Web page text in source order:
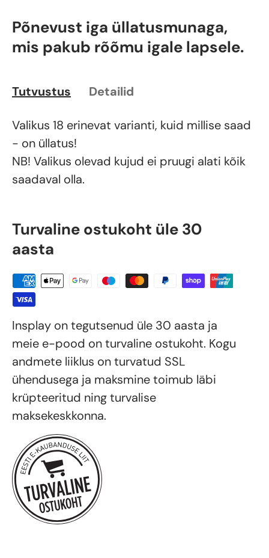
Põnevust iga üllatusmunaga,
mis pakub rõõmu igale lapsele.
Tutvustus Detailid
Valikus 18 erinevat varianti, kuid millise saad
- on üllatus!
NB! Valikus olevad kujud ei pruugi alati kõik
saadaval olla.
Turvaline ostukoht üle 30
aasta
Insplay on tegutsenud üle 30 aasta ja
meie e-pood on turvaline ostukoht. Kogu
andmete liiklus on turvatud SSL
ühendusega ja maksmine toimub läbi
krüpteeritud ning turvalise
maksekeskkonna.